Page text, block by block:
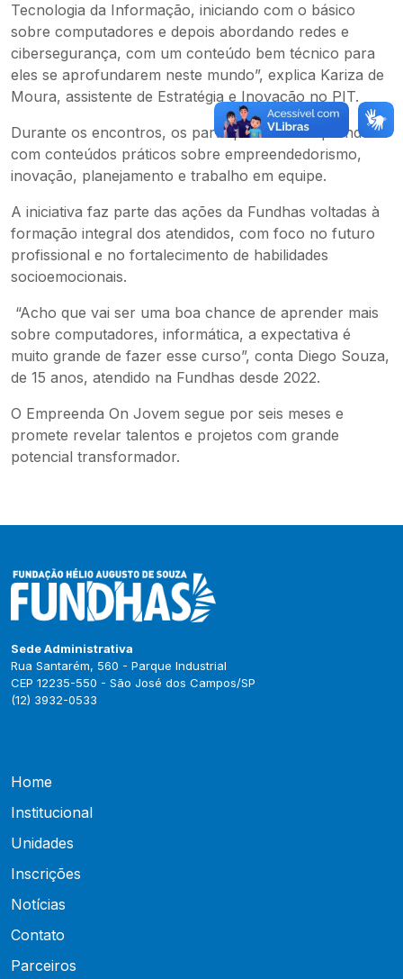
Tecnologia da Informação, iniciando com o básico
sobre computadores e depois abordando redes e
cibersegurança, com um conteúdo bem técnico para
eles se aprofundarem neste mundo”, explica Kariza de
Moura, assistente de Estratégia e Inovação no PIT.
Durante os encontros, os participantes vão aprender
com conteúdos práticos sobre empreendedorismo,
inovação, planejamento e trabalho em equipe.
A iniciativa faz parte das ações da Fundhas voltadas à
formação integral dos atendidos, com foco no futuro
profissional e no fortalecimento de habilidades
socioemocionais.
“Acho que vai ser uma boa chance de aprender mais
sobre computadores, informática, a expectativa é
muito grande de fazer esse curso”, conta Diego Souza,
de 15 anos, atendido na Fundhas desde 2022.
O Empreenda On Jovem segue por seis meses e
promete revelar talentos e projetos com grande
potencial transformador.
Sede Administrativa
Rua Santarém, 560 - Parque Industrial
CEP 12235-550 - São José dos Campos/SP
(12) 3932-0533
Home
Institucional
Unidades
Inscrições
Notícias
Contato
Parceiros